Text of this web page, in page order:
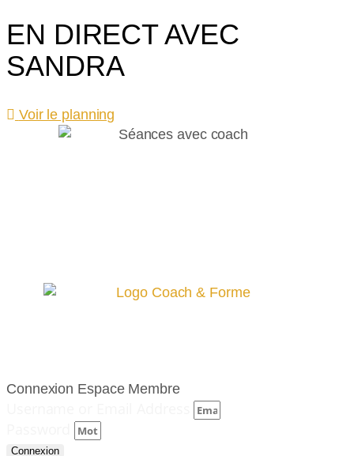
EN DIRECT AVEC
SANDRA
Voir le planning
Connexion Espace Membre
Connexion